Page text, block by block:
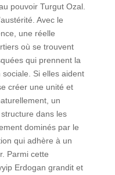
pouvoir Turgut Ozal.
Avec le
une réelle
où se trouvent
qui prennent la
Si elles aident
créer une unité et
un
dans les
dominés par le
qui adhère à un
Parmi cette
Erdogan grandit et